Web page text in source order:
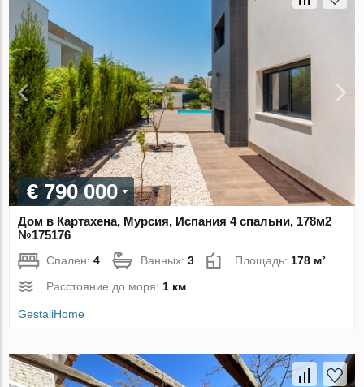
€ 790 000
Дом в Картахена, Мурсия, Испания 4 спальни, 178м2
№175176
Спален:4 Ванных:3 Площадь:178 м²
Расстояние до моря:1 км
GestaliHome